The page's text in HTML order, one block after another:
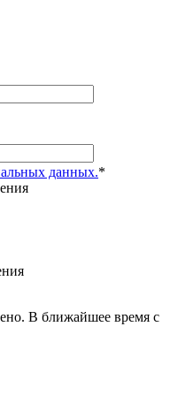
данных.*
В ближайшее время с